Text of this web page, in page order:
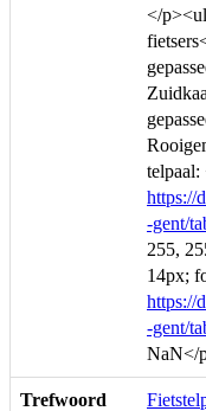
</
telpaal:
https://
-gent/
255,
14px;
https://
-gent/
NaN</
Trefwoord